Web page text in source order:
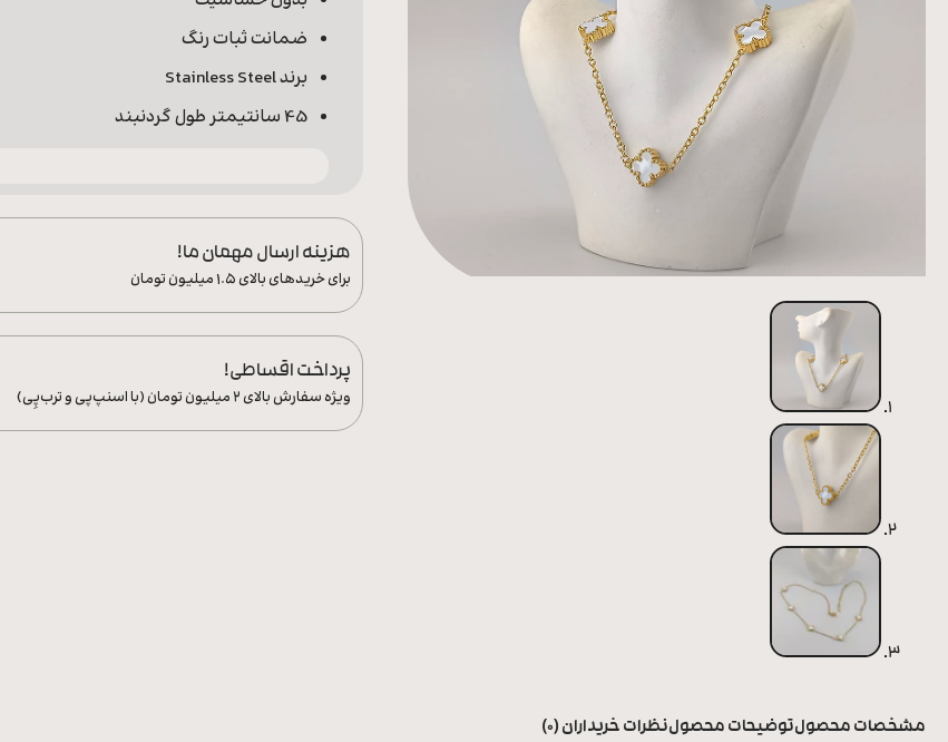
ضمانت ثبات رنگ
برند Stainless Steel
45 سانتیمتر طول گردنبند
هزینه ارسال مهمان ما!
برای خریدهای بالای ۱.۵ میلیون تومان
پرداخت اقساطی!
ویژه سفارش‌ بالای ۲ میلیون تومان (با اسنپ‌پی و ترب‌پِی)
مشخصات محصولتوضیحات محصولنظرات خریداران (0)